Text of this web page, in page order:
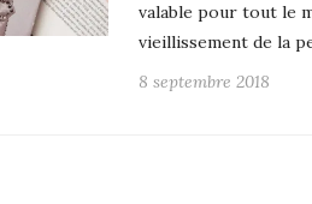
valable pour tout le
vieillissement de la
8 septembre 2018